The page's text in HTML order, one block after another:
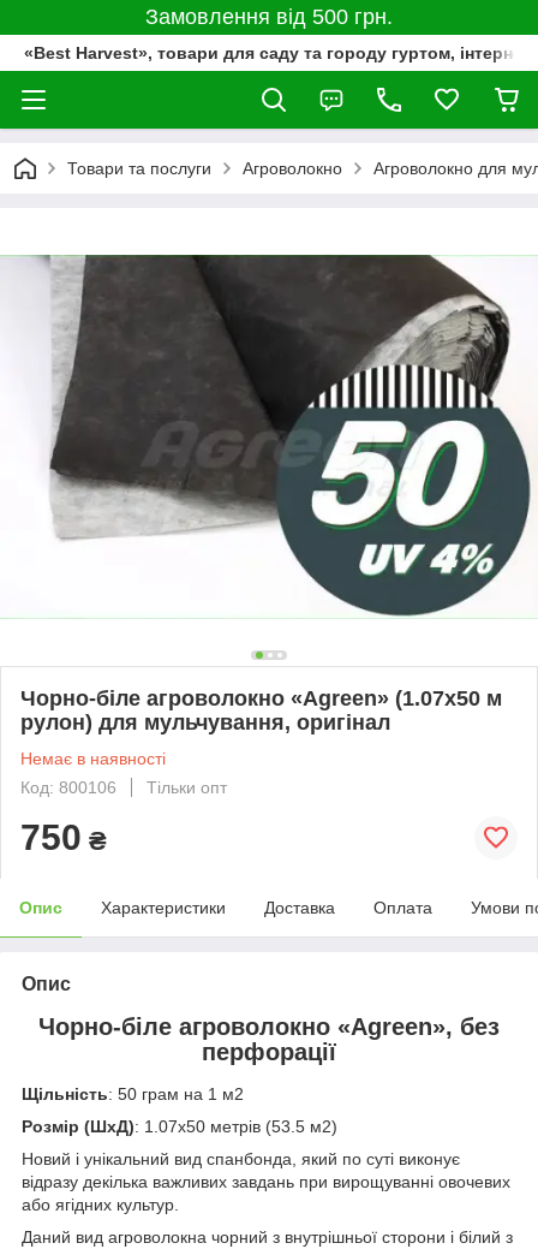
Замовлення від 500 грн.
«Best Harvest», товари для саду та городу гуртом,
Товари та послуги Агроволокно Агроволокно для
Чорно-біле агроволокно «Agreen» (1.07х50 м
рулон) для мульчування, оригінал
Немає в наявності
Код: 800106
Тільки опт
750 ₴
Опис Характеристики Доставка Оплата Умови
Опис
Чорно-біле агроволокно «Agreen», без
перфорації
Щільність: 50 грам на 1 м2
Розмір (ШхД): 1.07х50 метрів (53.5 м2)
Новий і унікальний вид спанбонда, який по суті виконує
відразу декілька важливих завдань при вирощуванні овочевих
або ягідних культур.
Даний вид агроволокна чорний з внутрішньої сторони і білий з